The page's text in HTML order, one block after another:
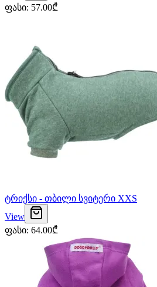
ფასი: 57.00₾
ტრიქსი - თბილი სვიტერი XXS
View
ფასი: 64.00₾